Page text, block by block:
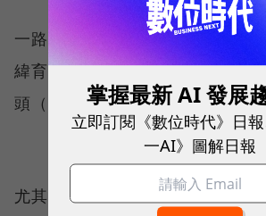
一路修正目標族群（TA）路線，
緯育如今已是「就業、增能」類
頭（不計入興趣類及純語言類）
尤其是AI課程培訓人數迄今已突
掌握最新 AI 發展
立即訂閱《數位時代》日
一AI》圖解日報